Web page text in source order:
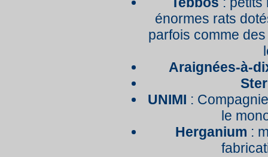
énormes rats
parfois comme
Araignées-à-
UNIMI :
le
Herganium :